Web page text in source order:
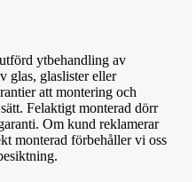
ytbehandling av
glas, glaslister eller
att montering och
Felaktigt monterad dörr
Om kund reklamerar
monterad förbehåller vi oss